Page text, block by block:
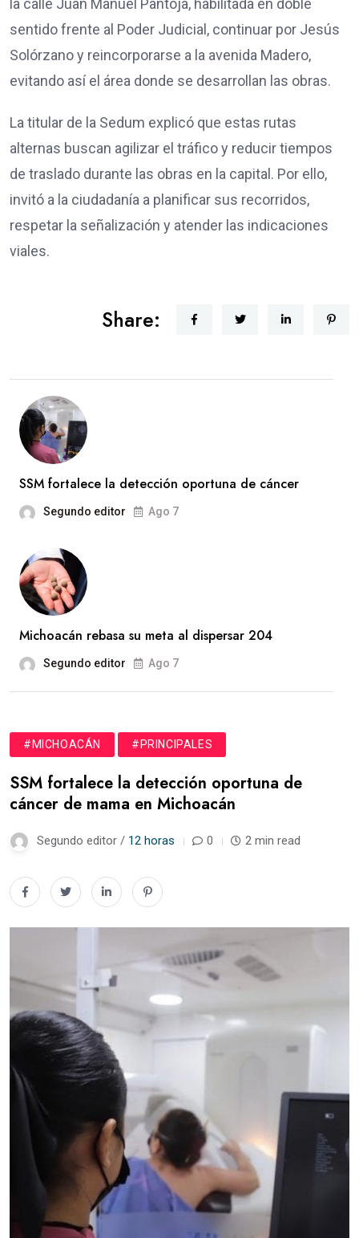
la calle Juan Manuel Pantoja, habilitada en doble
sentido frente al Poder Judicial, continuar por Jesús
Solórzano y reincorporarse a la avenida Madero,
evitando así el área donde se desarrollan las obras.
La titular de la Sedum explicó que estas rutas
alternas buscan agilizar el tráfico y reducir tiempos
de traslado durante las obras en la capital. Por ello,
invitó a la ciudadanía a planificar sus recorridos,
respetar la señalización y atender las indicaciones
viales.
Share:
SSM fortalece la detección oportuna de cáncer
Segundo editor Ago 7
Michoacán rebasa su meta al dispersar 204
Segundo editor Ago 7
#MICHOACÁN #PRINCIPALES
SSM fortalece la detección oportuna de
cáncer de mama en Michoacán
Segundo editor / 12 horas 0 2 min read